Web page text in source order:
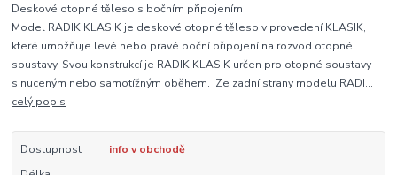
Deskové otopné těleso s bočním připojením
Model RADIK KLASIK je deskové otopné těleso v provedení KLASIK,
které umožňuje levé nebo pravé boční připojení na rozvod otopné
soustavy. Svou konstrukcí je RADIK KLASIK určen pro otopné soustavy
s nuceným nebo samotížným oběhem. Ze zadní strany modelu RADI...
celý popis
Dostupnost
info v obchodě